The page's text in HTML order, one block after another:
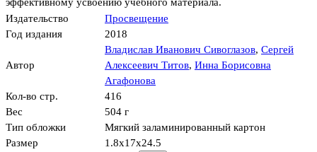
эффективному усвоению учебного материала.
Издательство
Просвещение
Год издания
2018
Автор
Владислав Иванович Сивоглазов, Сергей
Алексеевич Титов, Инна Борисовна
Агафонова
Кол-во стр.
416
Вес
504 г
Тип обложки
Мягкий заламинированный картон
Размер
1.8x17x24.5